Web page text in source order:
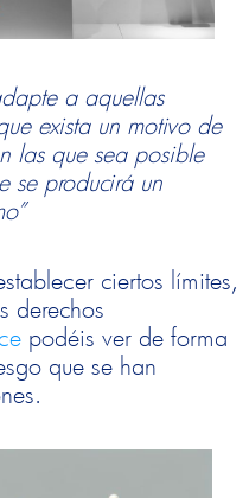
a aquellas
exista un motivo de
las que sea posible
se producirá un
ciertos límites,
derechos
podéis ver de forma
que se han